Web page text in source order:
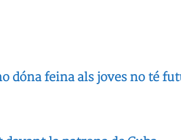
dóna feina als joves no té